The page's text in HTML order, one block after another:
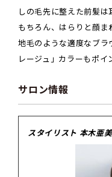
しの毛先に整えた前髪
もちろん、はらりと顔
地毛のような適度なブ
レージュ」カラーもポイ
サロン情報
スタイリスト 本木亜